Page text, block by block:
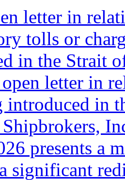
letter in
introduced in